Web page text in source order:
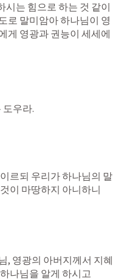
시는 힘으로 하는 것 같이
로 말미암아 하나님이 영
게 영광과 권능이 세세에
도우라.
르되 우리가 하나님의 말
이 마땅하지 아니하니
, 영광의 아버지께서 지혜
나님을 알게 하시고